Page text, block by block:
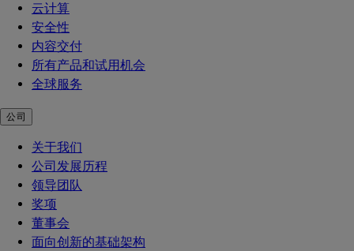
云计算
安全性
内容交付
所有产品和试用机会
全球服务
公司
关于我们
公司发展历程
领导团队
奖项
董事会
面向创新的基础架构